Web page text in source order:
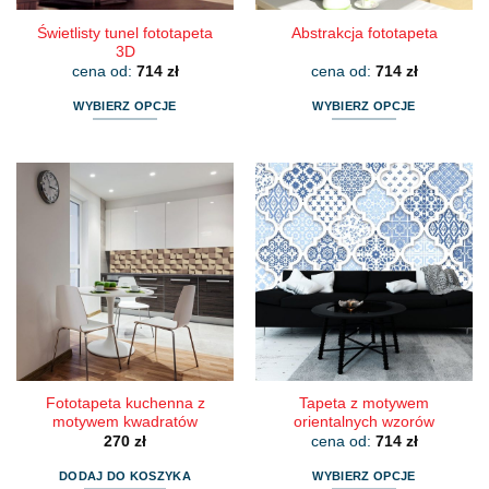
Świetlisty tunel fototapeta
3D
cena od: 714 zł
WYBIERZ OPCJE
wiele
Opcje
można
wybrać
na
stronie
produktu
Abstrakcja fototapeta
cena od: 714 zł
WYBIERZ OPCJE
ma
wiele
wariantów.
Opcje
można
wybrać
na
stronie
produktu
Fototapeta kuchenna z
motywem kwadratów
270 zł
DODAJ DO KOSZYKA
Tapeta z motywem
orientalnych wzorów
cena od: 714 zł
WYBIERZ OPCJE